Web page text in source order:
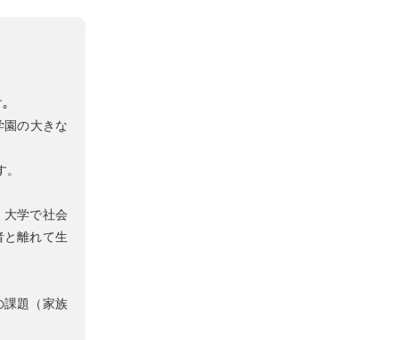
園の大きな
学で社会
離れて生
課題（家族